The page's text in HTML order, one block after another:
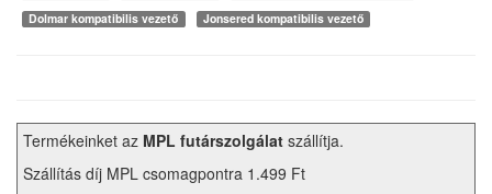
Dolmar kompatibilis vezető
Jonsered kompatibilis vezető
Termékeinket az MPL futárszolgálat szállítja.
Szállítás díj MPL csomagpontra 1.499 Ft